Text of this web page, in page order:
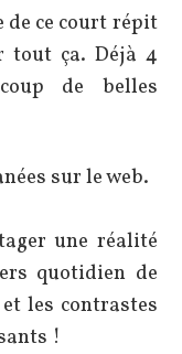
ce court répit
tout ça. Déjà 4
de belles
sur le web.
une réalité
quotidien de
les contrastes
!